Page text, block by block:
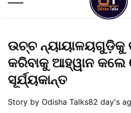
ଉଚ୍ଚ ନ୍ୟାୟାଳୟଗୁଡ଼ିକୁ
କରିବାକୁ ଆହ୍ୱାନ କଲେ
ସୂର୍ଯ୍ୟକାନ୍ତ
Story by Odisha Talks82 day's